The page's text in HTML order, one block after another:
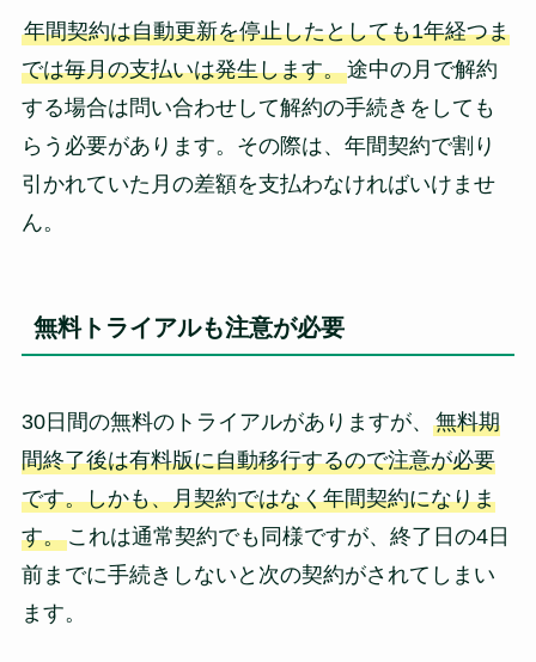
年間契約は自動更新を停止したとしても1年経つま
では毎月の支払いは発生します。途中の月で解約
する場合は問い合わせして解約の手続きをしても
らう必要があります。その際は、年間契約で割り
引かれていた月の差額を支払わなければいけませ
ん。
無料トライアルも注意が必要
30日間の無料のトライアルがありますが、 無料期
間終了後は有料版に自動移行するので注意が必要
です。しかも、月契約ではなく年間契約になりま
す。これは通常契約でも同様ですが、終了日の4日
前までに手続きしないと次の契約がされてしまい
ます。